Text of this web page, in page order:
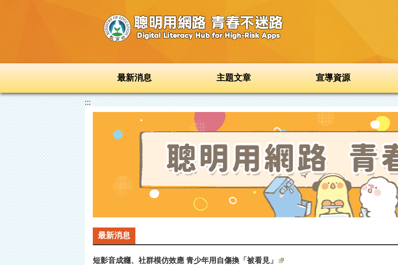
最新消息 主題文章 宣導資源
:::
最新消息
短影音成癮、社群模仿效應 青少年用自傷換「被看見」